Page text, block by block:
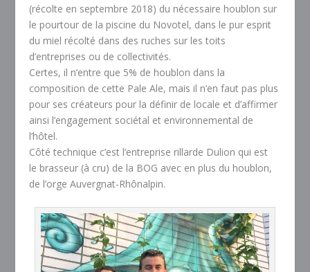
(récolte en septembre 2018) du nécessaire houblon sur
le pourtour de la piscine du Novotel, dans le pur esprit
du miel récolté dans des ruches sur les toits
d’entreprises ou de collectivités.
Certes, il n’entre que 5% de houblon dans la
composition de cette Pale Ale, mais il n’en faut pas plus
pour ses créateurs pour la définir de locale et d’affirmer
ainsi l’engagement sociétal et environnemental de
l’hôtel.
Côté technique c’est l’entreprise rillarde Dulion qui est
le brasseur (à cru) de la BOG avec en plus du houblon,
de l’orge Auvergnat-Rhônalpin.